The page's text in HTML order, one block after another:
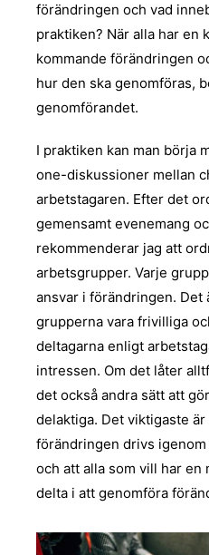
förändringen och vad
praktiken? När alla har en
kommande förändringen
hur den ska genomföras,
genomförandet.
I praktiken kan man börja
one-diskussioner mellan
arbetstagaren. Efter det
gemensamt evenemang
rekommenderar jag att
arbetsgrupper. Varje
ansvar i förändringen. Det
grupperna vara frivilliga
deltagarna enligt
intressen. Om det låter
det också andra sätt att
delaktiga. Det viktigaste är
förändringen drivs igenom
och att alla som vill har en
delta i att genomföra